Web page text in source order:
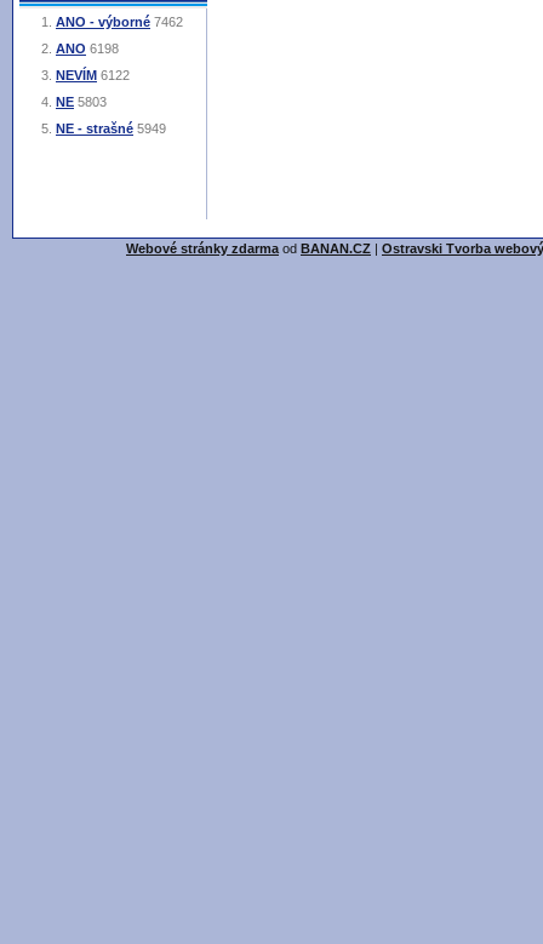
ANO - výborné 7462
ANO 6198
NEVÍM 6122
NE 5803
NE - strašné 5949
Webové stránky zdarma od BANAN.CZ | Ostravski Tvorba